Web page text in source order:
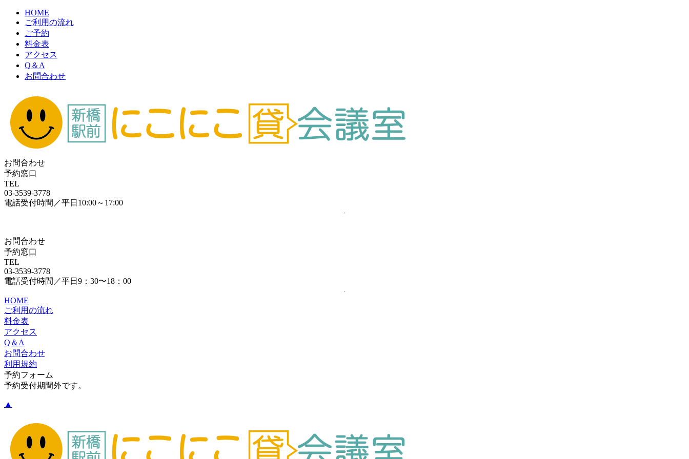
HOME
ご利用の流れ
ご予約
料金表
アクセス
Q＆A
お問合わせ
お問合わせ
予約窓口
TEL
03-3539-3778
電話受付時間／平日10:00～17:00
お問合わせ
予約窓口
TEL
03-3539-3778
電話受付時間／平日9：30〜18：00
HOME
ご利用の流れ
料金表
アクセス
Q＆A
お問合わせ
利用規約
予約フォーム
予約受付期間外です。
▲